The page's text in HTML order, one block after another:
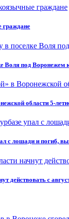
граждане
Воля под Воронежем
области 5-
с лошади и погиб,
действовать с